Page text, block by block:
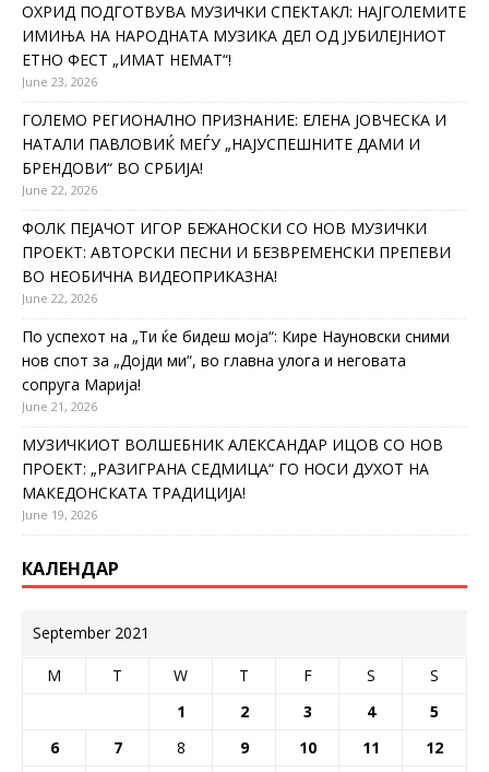
ОХРИД ПОДГОТВУВА МУЗИЧКИ СПЕКТАКЛ: НАЈГОЛЕМИТЕ
ИМИЊА НА НАРОДНАТА МУЗИКА ДЕЛ ОД ЈУБИЛЕЈНИОТ
ЕТНО ФЕСТ „ИМАТ НЕМАТ“!
June 23, 2026
ГОЛЕМО РЕГИОНАЛНО ПРИЗНАНИЕ: ЕЛЕНА ЈОВЧЕСКА И
НАТАЛИ ПАВЛОВИЌ МЕЃУ „НАЈУСПЕШНИТЕ ДАМИ И
БРЕНДОВИ“ ВО СРБИЈА!
June 22, 2026
ФОЛК ПЕЈАЧОТ ИГОР БЕЖАНОСКИ СО НОВ МУЗИЧКИ
ПРОЕКТ: АВТОРСКИ ПЕСНИ И БЕЗВРЕМЕНСКИ ПРЕПЕВИ
ВО НЕОБИЧНА ВИДЕОПРИКАЗНА!
June 22, 2026
По успехот на „Ти ќе бидеш моја“: Кире Науновски сними
нов спот за „Дојди ми“, во главна улога и неговата
сопруга Марија!
June 21, 2026
МУЗИЧКИОТ ВОЛШЕБНИК АЛЕКСАНДАР ИЦОВ СО НОВ
ПРОЕКТ: „РАЗИГРАНА СЕДМИЦА“ ГО НОСИ ДУХОТ НА
МАКЕДОНСКАТА ТРАДИЦИЈА!
June 19, 2026
КАЛЕНДАР
September 2021
M T W T F S
S
1
2 3 4
5
6
7 8 9 10 11
12